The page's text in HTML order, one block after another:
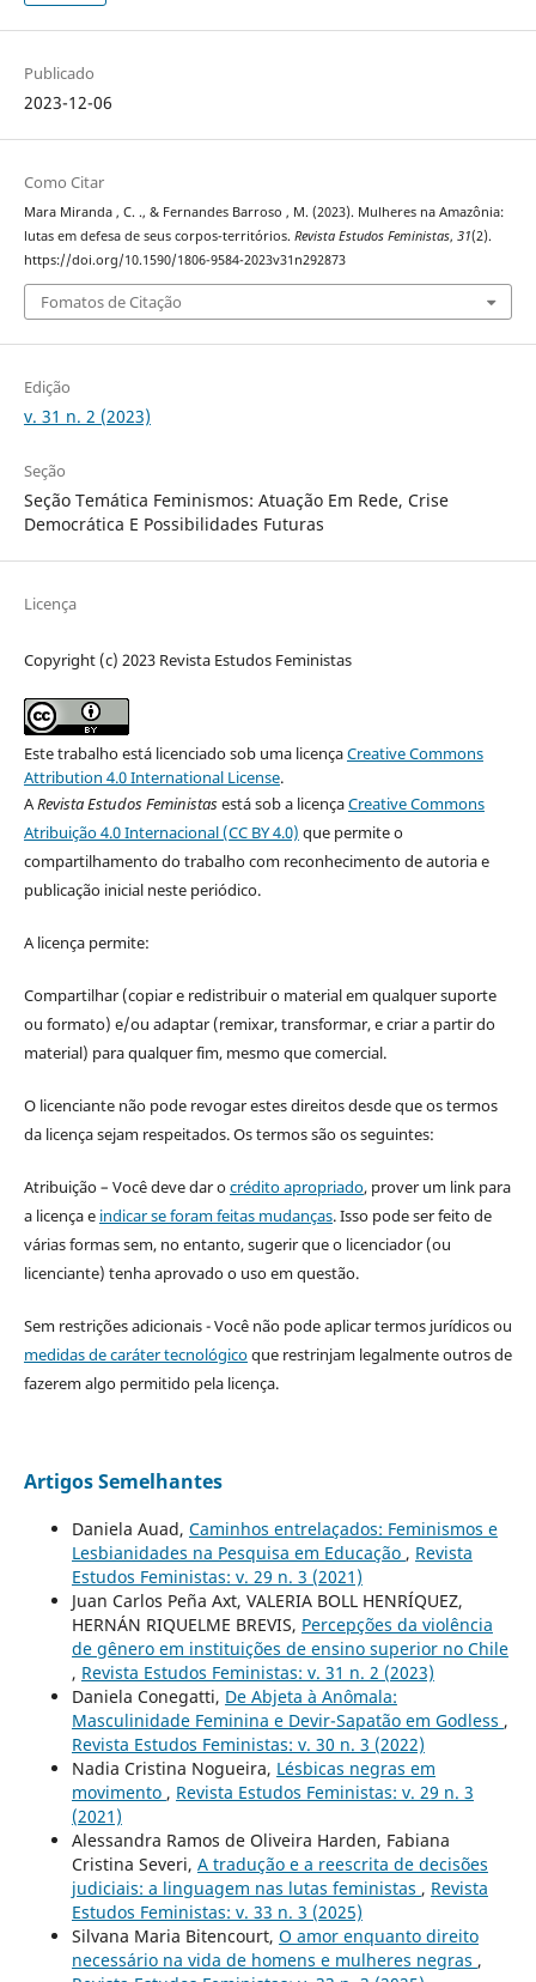
Publicado
2023-12-06
Como Citar
Mara Miranda , C. ., & Fernandes Barroso , M. (2023). Mulheres na Amazônia:
lutas em defesa de seus corpos-territórios. Revista Estudos Feministas, 31(2).
https://doi.org/10.1590/1806-9584-2023v31n292873
Fomatos de Citação
Edição
v. 31 n. 2 (2023)
Seção
Seção Temática Feminismos: Atuação Em Rede, Crise
Democrática E Possibilidades Futuras
Licença
Copyright (c) 2023 Revista Estudos Feministas
Este trabalho está licenciado sob uma licençaCreative Commons
Attribution 4.0 International License.
ARevista Estudos Feministasestá sob a licençaCreative Commons
Atribuição 4.0 Internacional (CC BY 4.0) que permite o
compartilhamento do trabalho com reconhecimento de autoria e
publicação inicial neste periódico.
A licença permite:
Compartilhar (copiar e redistribuir o material em qualquer suporte
ou formato) e/ou adaptar (remixar, transformar, e criar a partir do
material) para qualquer fim, mesmo que comercial.
O licenciante não pode revogar estes direitos desde que os termos
da licença sejam respeitados. Os termos são os seguintes:
Atribuição – Você deve dar ocrédito apropriado, prover um link para
a licença e indicar se foram feitas mudanças. Isso pode ser feito de
várias formas sem, no entanto, sugerir que o licenciador (ou
licenciante) tenha aprovado o uso em questão.
Sem restrições adicionais - Você não pode aplicar termos jurídicos ou
medidas de caráter tecnológicoque restrinjam legalmente outros de
fazerem algo permitido pela licença.
Artigos Semelhantes
Daniela Auad, Caminhos entrelaçados: Feminismos e
Lesbianidades na Pesquisa em Educação , Revista
Estudos Feministas: v. 29 n. 3 (2021)
Juan Carlos Peña Axt, VALERIA BOLL HENRÍQUEZ,
HERNÁN RIQUELME BREVIS, Percepções da violência
de gênero em instituições de ensino superior no Chile
, Revista Estudos Feministas: v. 31 n. 2 (2023)
Daniela Conegatti, De Abjeta à Anômala:
Masculinidade Feminina e Devir-Sapatão em Godless ,
Revista Estudos Feministas: v. 30 n. 3 (2022)
Nadia Cristina Nogueira, Lésbicas negras em
movimento , Revista Estudos Feministas: v. 29 n. 3
(2021)
Alessandra Ramos de Oliveira Harden, Fabiana
Cristina Severi, A tradução e a reescrita de decisões
judiciais: a linguagem nas lutas feministas , Revista
Estudos Feministas: v. 33 n. 3 (2025)
Silvana Maria Bitencourt, O amor enquanto direito
necessário na vida de homens e mulheres negras ,